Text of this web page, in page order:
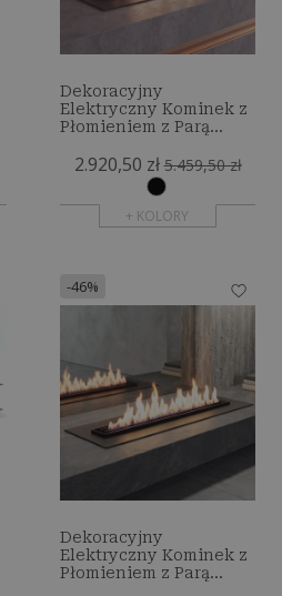
Dekoracyjny
Elektryczny Kominek z
Płomieniem z Parą
2.920,50 zł 5.459,50 zł
+ KOLORY
-46%
Dekoracyjny
Elektryczny Kominek z
Płomieniem z Parą